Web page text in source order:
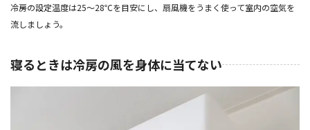
冷房の設定温度は25～28℃を目安にし、扇風機をうまく使って室内の空気を
流しましょう。
寝るときは冷房の風を身体に当てない